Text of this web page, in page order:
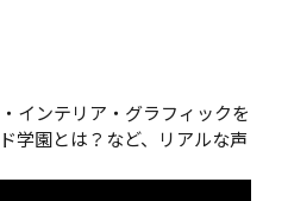
インテリア・グラフィックを
学園とは？など、リアルな声